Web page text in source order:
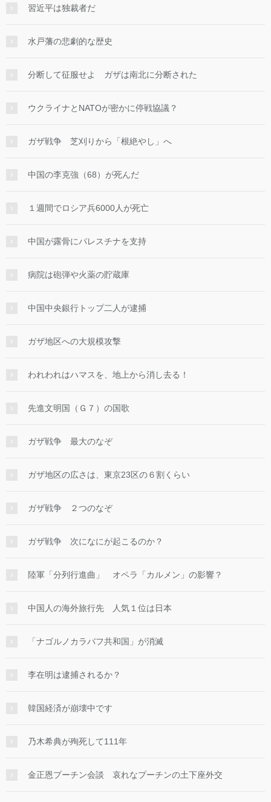
習近平は独裁者だ
水戸藩の悲劇的な歴史
分断して征服せよ ガザは南北に分断された
ウクライナとNATOが密かに停戦協議？
ガザ戦争 芝刈りから「根絶やし」へ
中国の李克強（68）が死んだ
１週間でロシア兵6000人が死亡
中国が露骨にパレスチナを支持
病院は砲弾や火薬の貯蔵庫
中国中央銀行トップ二人が逮捕
ガザ地区への大規模攻撃
われわれはハマスを、地上から消し去る！
先進文明国（Ｇ７）の国歌
ガザ戦争 最大のなぞ
ガザ地区の広さは、東京23区の６割くらい
ガザ戦争 ２つのなぞ
ガザ戦争 次になにが起こるのか？
陸軍「分列行進曲」 オペラ「カルメン」の影響？
中国人の海外旅行先 人気１位は日本
「ナゴルノカラバフ共和国」が消滅
李在明は逮捕されるか？
韓国経済が崩壊中です
乃木希典が殉死して111年
金正恩プーチン会談 哀れなプーチンの土下座外交